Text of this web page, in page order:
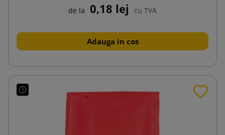
de la 0,18 lej cu TVA
Adauga in cos